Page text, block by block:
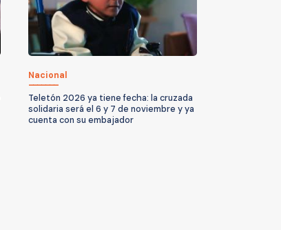
Nacional
Teletón 2026 ya tiene fecha: la cruzada
solidaria será el 6 y 7 de noviembre y ya
cuenta con su embajador